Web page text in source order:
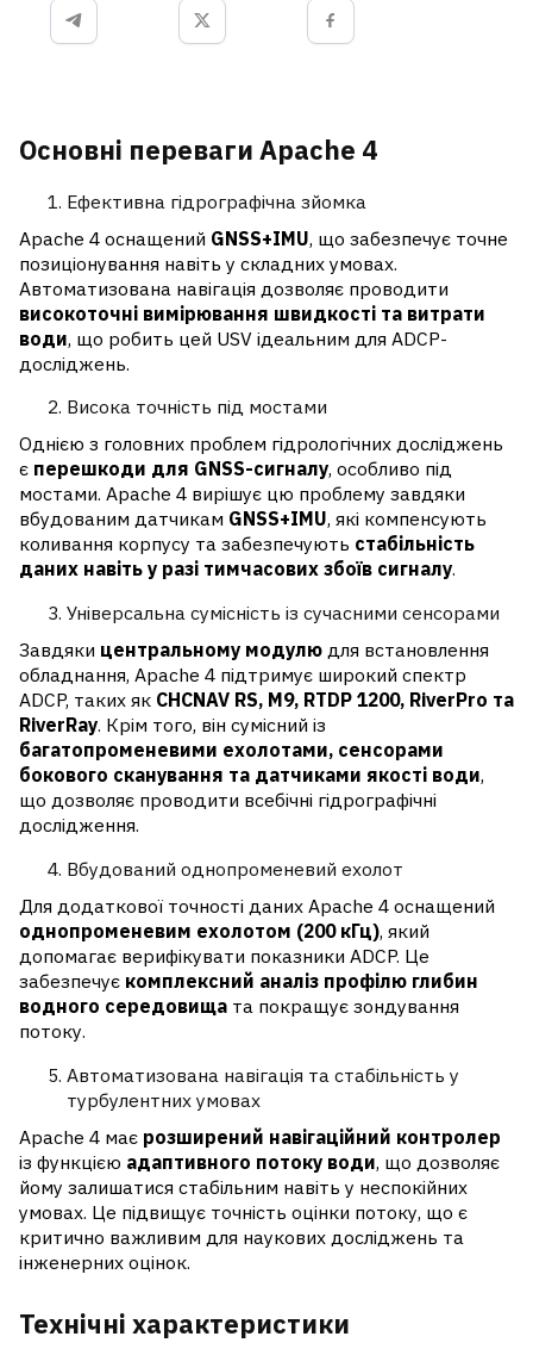
Основні переваги Apache 4
Ефективна гідрографічна зйомка
Apache 4 оснащений GNSS+IMU, що забезпечує точне
позиціонування навіть у складних умовах.
Автоматизована навігація дозволяє проводити
високоточні вимірювання швидкості та витрати
води, що робить цей USV ідеальним для ADCP-
досліджень.
Висока точність під мостами
Однією з головних проблем гідрологічних досліджень
є перешкоди для GNSS-сигналу, особливо під
мостами. Apache 4 вирішує цю проблему завдяки
вбудованим датчикам GNSS+IMU, які компенсують
коливання корпусу та забезпечують стабільність
даних навіть у разі тимчасових збоїв сигналу.
Універсальна сумісність із сучасними сенсорами
Завдяки центральному модулюдля встановлення
обладнання, Apache 4 підтримує широкий спектр
ADCP, таких як CHCNAV RS, M9, RTDP 1200, RiverPro та
RiverRay. Крім того, він сумісний із
багатопроменевими ехолотами, сенсорами
бокового сканування та датчиками якості води,
що дозволяє проводити всебічні гідрографічні
дослідження.
Вбудований однопроменевий ехолот
Для додаткової точності даних Apache 4 оснащений
однопроменевим ехолотом (200 кГц), який
допомагає верифікувати показники ADCP. Це
забезпечує комплексний аналіз профілю глибин
водного середовищата покращує зондування
потоку.
Автоматизована навігація та стабільність у
турбулентних умовах
Apache 4 має розширений навігаційний контролер
із функцією адаптивного потоку води, що дозволяє
йому залишатися стабільним навіть у неспокійних
умовах. Це підвищує точність оцінки потоку, що є
критично важливим для наукових досліджень та
інженерних оцінок.
Технічні характеристики